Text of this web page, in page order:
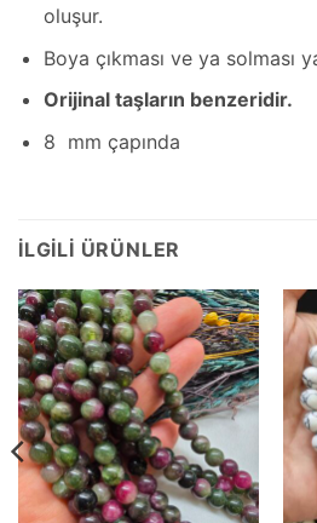
oluşur.
Boya çıkması ve ya solması
Orijinal taşların benzeridir.
8 mm çapında
İLGILI ÜRÜNLER